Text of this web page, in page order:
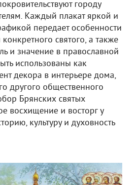
городу
Каждый плакат яркой и
передает особенности
святого, а также
и значение в православной
использованы как
декора в интерьере дома,
другого общественного
Брянских святых
восхищение и восторг у
культуру и духовность